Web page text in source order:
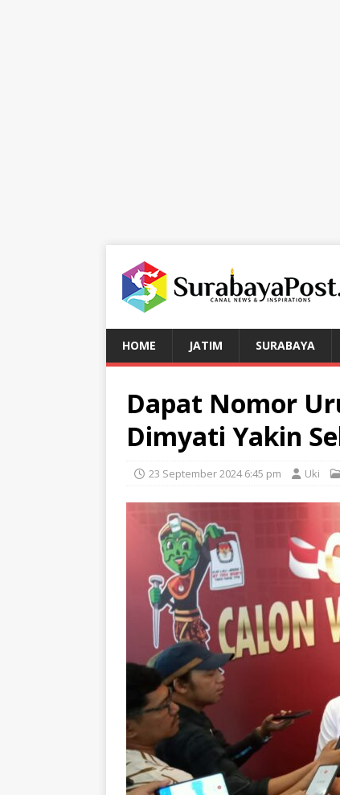
HOME JATIM SURABAYA
Dapat Nomor
Dimyati Yakin
23 September 2024 6:45 pm Uki